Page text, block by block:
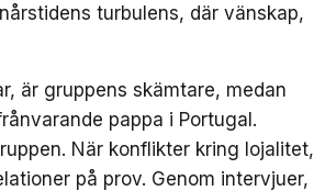
turbulens, där vänskap,
är gruppens skämtare, medan
pappa i Portugal.
När konflikter kring lojalitet,
på prov. Genom intervjuer,